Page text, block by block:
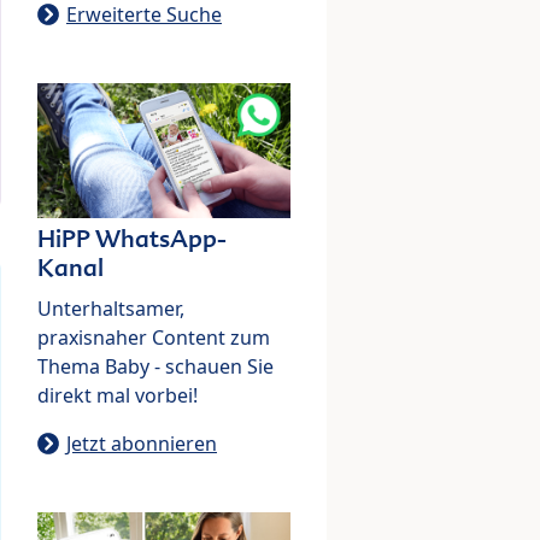
Erweiterte Suche
HiPP WhatsApp-
Kanal
Unterhaltsamer,
praxisnaher Content zum
Thema Baby - schauen Sie
direkt mal vorbei!
Jetzt abonnieren